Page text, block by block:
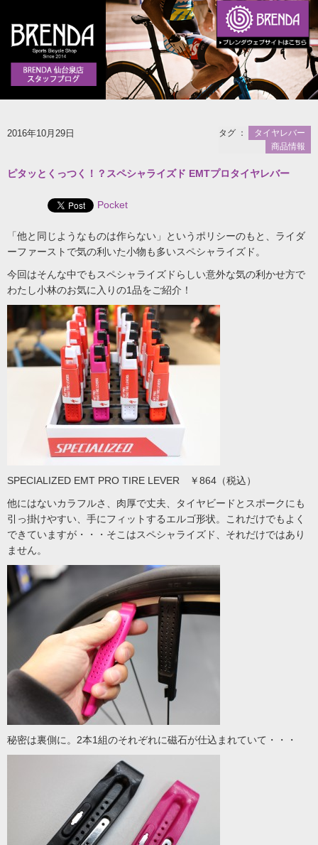
2016年10月29日 タグ ：
タイヤレバー
商品情報
ピタッとくっつく！？スペシャライズド EMTプロタイヤレバー
Pocket
「他と同じようなものは作らない」というポリシーのもと、ライダ
ーファーストで気の利いた小物も多いスペシャライズド。
今回はそんな中でもスペシャライズドらしい意外な気の利かせ方で
わたし小林のお気に入りの1品をご紹介！
SPECIALIZED EMT PRO TIRE LEVER ￥864（税込）
他にはないカラフルさ、肉厚で丈夫、タイヤビードとスポークにも
引っ掛けやすい、手にフィットするエルゴ形状。これだけでもよく
できていますが・・・そこはスペシャライズド、それだけではあり
ません。
秘密は裏側に。2本1組のそれぞれに磁石が仕込まれていて・・・